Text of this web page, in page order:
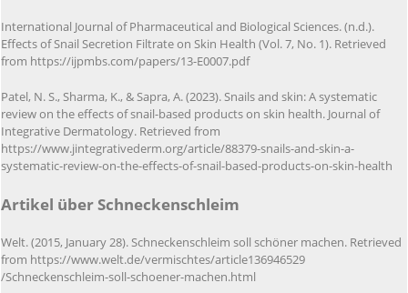
International Journal of Pharmaceutical and Biological Sciences. (n.d.).
Effects of Snail Secretion Filtrate on Skin Health (Vol. 7, No. 1). Retrieved
from https://ijpmbs.com/papers/13-E0007.pdf
Patel, N. S., Sharma, K., & Sapra, A. (2023). Snails and skin: A systematic
review on the effects of snail-based products on skin health. Journal of
Integrative Dermatology. Retrieved from
https://www.jintegrativederm.org/article/88379-snails-and-skin-a-
systematic-review-on-the-effects-of-snail-based-products-on-skin-health
Artikel über Schneckenschleim
Welt. (2015, January 28). Schneckenschleim soll schöner machen. Retrieved
from https://www.welt.de/vermischtes/article136946529
/Schneckenschleim-soll-schoener-machen.html